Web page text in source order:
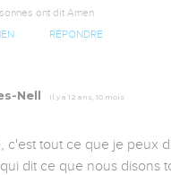
ont dit Amen
RÉPONDRE
Nell Il y a 12 ans, 10 mois
c'est tout ce que je peux
dit ce que nous disons